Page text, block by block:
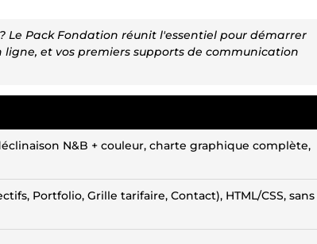
Le Pack Fondation réunit l'essentiel pour démarrer
et vos premiers supports de communication
N&B + couleur, charte graphique complète,
Portfolio, Grille tarifaire, Contact), HTML/CSS, sans